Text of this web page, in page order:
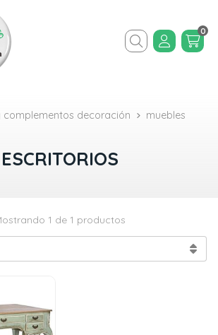
Buscar
0
complementos decoración
muebles
ESCRITORIOS
1 de 1 productos